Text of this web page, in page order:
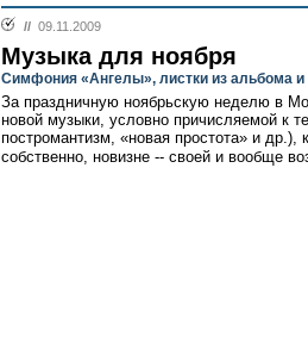
// 09.11.2009
Музыка для ноября
Симфония «Ангелы», листки из альбома и
За праздничную ноябрьскую неделю в
новой музыки, условно причисляемой к
постромантизм, «новая простота» и
собственно, новизне -- своей и вообще